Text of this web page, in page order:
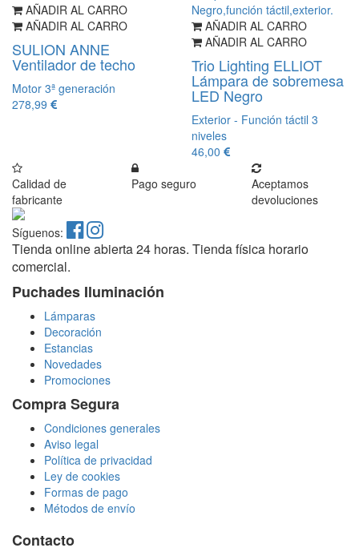
AÑADIR AL CARRO
AÑADIR AL CARRO
SULION ANNE
Ventilador de techo
Motor 3ª generación
278,99
AÑADIR AL CARRO
AÑADIR AL CARRO
Trio Lighting ELLIOT
Lámpara de sobremesa
LED Negro
Exterior - Función táctil 3
niveles
46,00
Calidad de
fabricante
Pago seguro
Aceptamos
devoluciones
Síguenos:
Tienda online abierta 24 horas. Tienda física horario
comercial.
Puchades Iluminación
Lámparas
Decoración
Estancias
Novedades
Promociones
Compra Segura
Condiciones generales
Aviso legal
Política de privacidad
Ley de cookies
Formas de pago
Métodos de envío
Contacto